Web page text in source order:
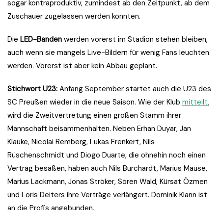
sogar kontraproduktiv, zumindest ab den Zeitpunkt, ab dem
Zuschauer zugelassen werden könnten.
Die LED-Banden werden vorerst im Stadion stehen bleiben,
auch wenn sie mangels Live-Bildern für wenig Fans leuchten
werden. Vorerst ist aber kein Abbau geplant.
Stichwort U23: Anfang September startet auch die U23 des
SC Preußen wieder in die neue Saison. Wie der Klub mitteilt,
wird die Zweitvertretung einen großen Stamm ihrer
Mannschaft beisammenhalten. Neben Erhan Duyar, Jan
Klauke, Nicolai Remberg, Lukas Frenkert, Nils
Rüschenschmidt und Diogo Duarte, die ohnehin noch einen
Vertrag besaßen, haben auch Nils Burchardt, Marius Mause,
Marius Lackmann, Jonas Ströker, Sören Wald, Kürsat Özmen
und Loris Deiters ihre Verträge verlängert. Dominik Klann ist